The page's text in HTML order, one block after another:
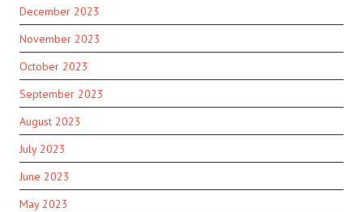
December 2023
November 2023
October 2023
September 2023
August 2023
July 2023
June 2023
May 2023